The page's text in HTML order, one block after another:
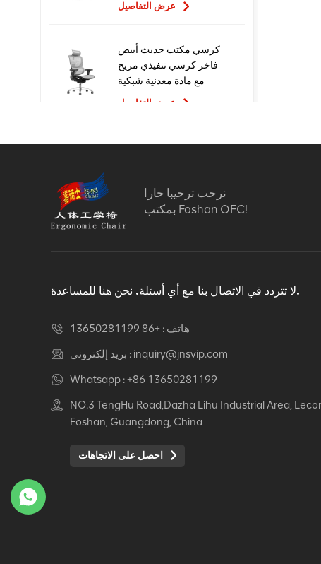
كرسي مكتب حديث أبيض
فاخر كرسي تنفيذي مريح
مع مادة معدنية شبكية
للاستخدام المكتبي
تصميم جديد عالي الجودة
عرض التفاصيل
كرسي جلدي مريح Auding:
المكتبي والمنزلي
عرض التفاصيل
كرسي جلدي مريح من
طوال اليوم
نرحب ترحيبا حارا
بمكتب Foshan OFC!
لا تتردد في الاتصال بنا مع أي أسئلة. نحن هنا للمساعدة.
هاتف : +86 13650281199
بريد إلكتروني : inquiry@jnsvip.com
Whatsapp :+86 13650281199
NO.3 TengHu Road,Dazha Lihu Industrial Area,
Foshan, Guangdong, China